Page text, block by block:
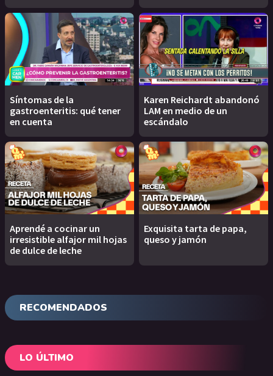
Síntomas de la
gastroenteritis: qué tener
en cuenta
Karen Reichardt abandonó
LAM en medio de un
escándalo
Aprendé a cocinar un
irresistible alfajor mil hojas
de dulce de leche
Exquisita tarta de papa,
queso y jamón
RECOMENDADOS
LO ÚLTIMO